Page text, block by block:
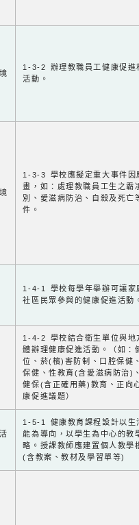
1-3-2 辦理教職員工健康促進
活動。
1-3-3 學校應擬定重大事件因
畫，如：處理教職員工生之霸
別、愛滋病防治、自殺及死亡
件。
1-4-1 學校每學年舉辦可讓家
社區民眾參與的健康促進活動
1-4-2 學校結合衛生單位與地
體辦理健康促進活動。（如：
位、菸(檳)害防制、口腔保健
保健、性教育(含愛滋病防治)
健保(含正確用藥)教育、正向
康促進議題）
1-5-1 健康教育課程設計以生
能為導向，以學生為中心的教
略。授課教師應建置個人教學
(含教案、教材及學習單等)